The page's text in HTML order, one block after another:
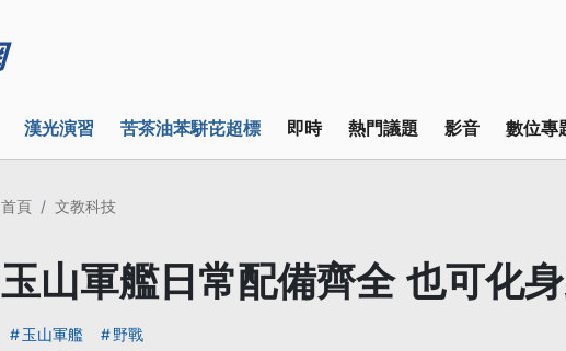
漢光演習 苦茶油苯駢芘超標 即時 熱門議題 影音 數位專
首頁 文教科技
玉山軍艦日常配備齊全 也可化
玉山軍艦 野戰